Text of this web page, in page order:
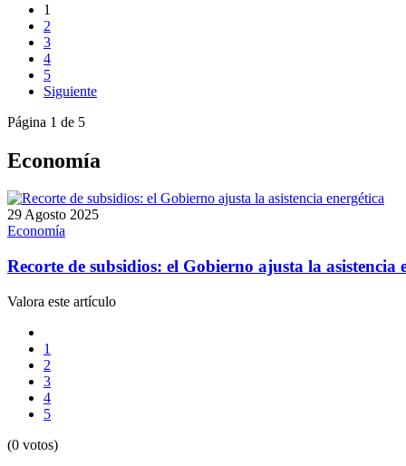
1
2
3
4
5
Siguiente
Página 1 de 5
Economía
29 Agosto 2025
Economía
Recorte de subsidios: el Gobierno ajusta la asistencia
Valora este artículo
1
2
3
4
5
(0 votos)